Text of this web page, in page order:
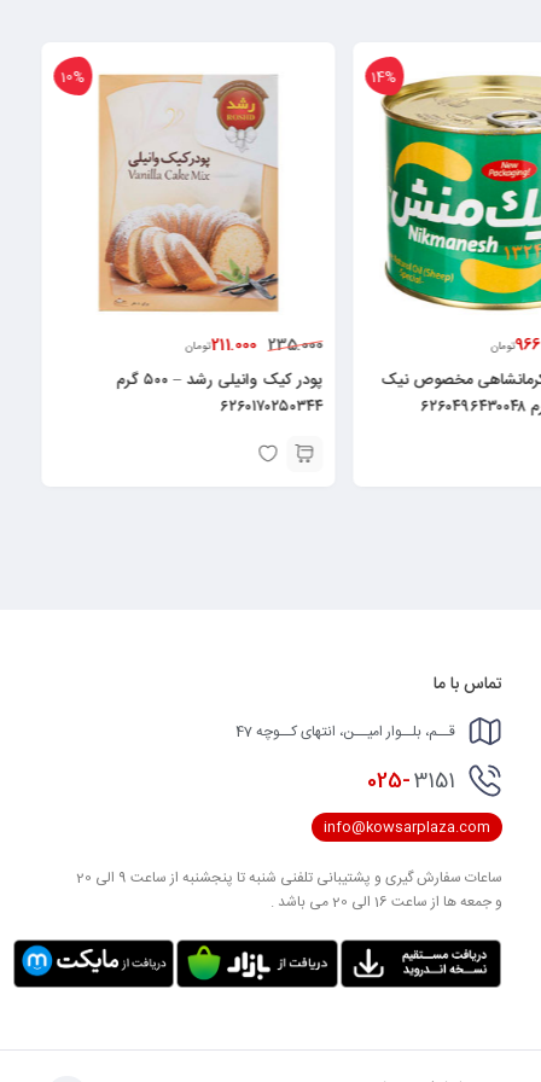
14%
تومان
مخصوص نیک
10%
235.000
211.000تومان
پودر کیک وانیلی رشد – ۵۰۰ گرم
۶۲۶۰۱۷۰۲۵۰۳۴۴
تماس با ما
قــم، بلــوار امیــن، انتهای کــوچه 47
025-3151
info@kowsarplaza.com
ساعات سفارش گیری و پشتیبانی تلفنی شنبه تا پنجشنبه از ساعت 9 الی 20
و جمعه ها از ساعت 16 الی 20 می باشد .